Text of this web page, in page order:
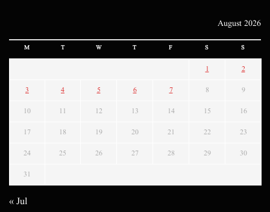
August 2026
M T W T F S S
1 2
3 4 5 6 7 8 9
10 11 12 13 14 15 16
17 18 19 20 21 22 23
24 25 26 27 28 29 30
31
« Jul